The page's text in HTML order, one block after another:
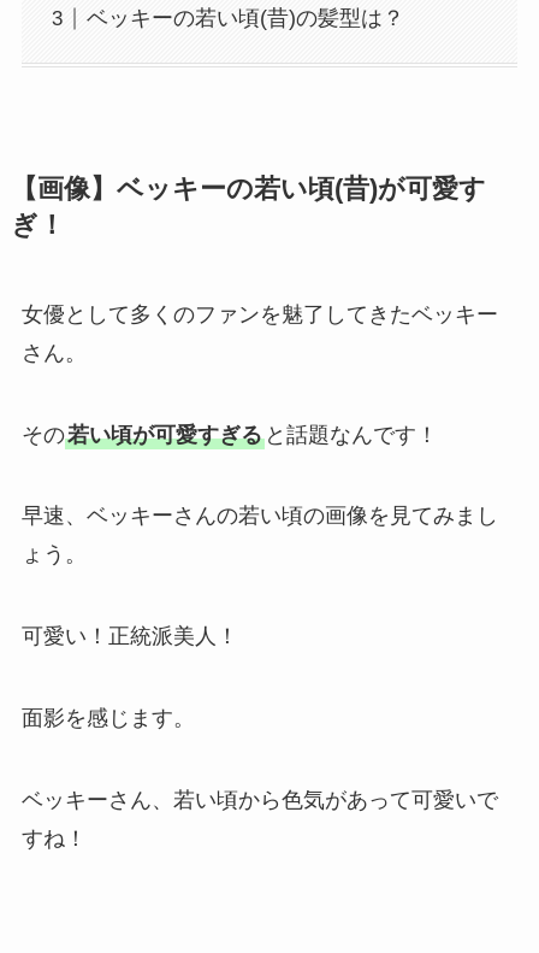
ベッキーの若い頃(昔)の髪型は？
【画像】ベッキーの若い頃(昔)が可愛す
ぎ！
女優として多くのファンを魅了してきたベッキー
さん。
その若い頃が可愛すぎると話題なんです！
早速、ベッキーさんの若い頃の画像を見てみまし
ょう。
可愛い！正統派美人！
面影を感じます。
ベッキーさん、若い頃から色気があって可愛いで
すね！